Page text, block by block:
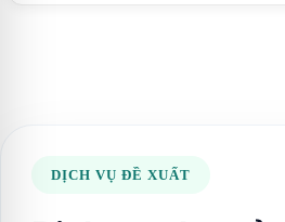
DỊCH VỤ ĐỀ XUẤT